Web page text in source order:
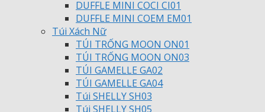
DUFFLE MINI COCI CI01
DUFFLE MINI COEM EM01
Túi Xách Nữ
TÚI TRỐNG MOON ON01
TÚI TRỐNG MOON ON03
TÚI GAMELLE GA02
TÚI GAMELLE GA04
Túi SHELLY SH03
Túi SHELLY SH05